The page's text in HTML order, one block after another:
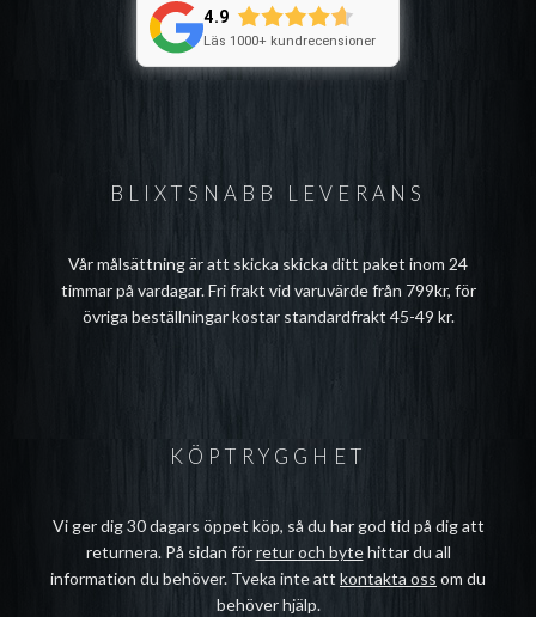
BLIXTSNABB LEVERANS
Vår målsättning är att skicka skicka ditt paket inom 24
timmar på vardagar. Fri frakt vid varuvärde från 799kr, för
övriga beställningar kostar standardfrakt 45-49 kr.
4.9
Läs 1000+ kundrecensioner
KÖPTRYGGHET
Vi ger dig 30 dagars öppet köp, så du har god tid på dig att
returnera. På sidan förretur och bytehittar du all
information du behöver. Tveka inte att kontakta oss om du
behöver hjälp.